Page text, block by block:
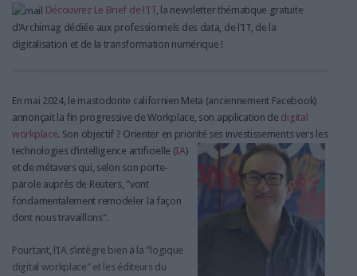
Découvrez Le Brief de l'IT, la newsletter thématique gratuite
d'Archimag dédiée aux professionnels des data, de l'IT, de la
digitalisation et de la transformation numérique !
En mai 2024, le mastodonte californien Meta (anciennement Facebook)
annonçait la fin progressive de Workplace, son application de digital
workplace. Son objectif ? Orienter en priorité ses investissements vers les
technologies d’intelligence artificielle (IA)
et de métavers qui, selon son porte-
parole auprès de Reuters, "vont
fondamentalement remodeler la façon
dont nous travaillons".
Pourtant, l’IA s’intègre bien à la "logique
digital workplace" et les éditeurs du